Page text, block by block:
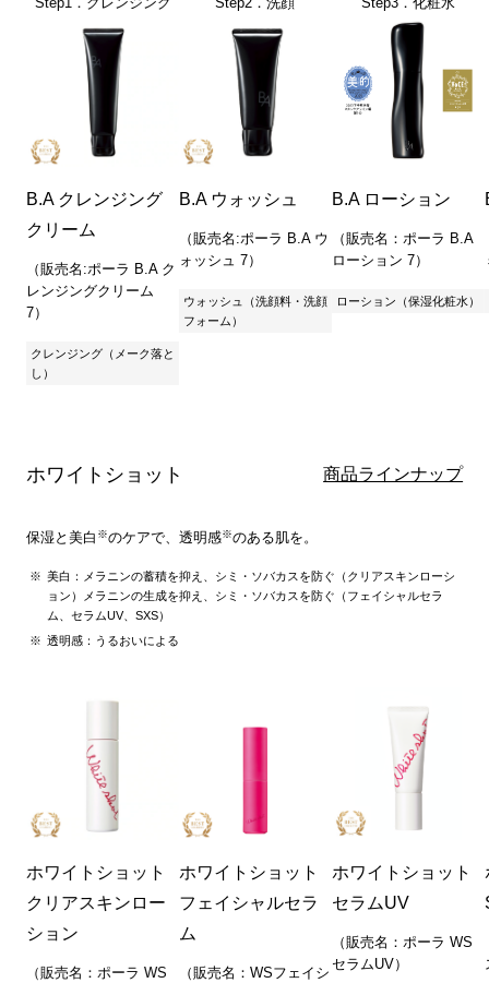
B.A クレンジング
クリーム
（販売名:ポーラ B.A ク
レンジングクリーム
7）
クレンジング（メーク落と
し）
B.A ウォッシュ
（販売名:ポーラ B.A ウ
ォッシュ 7）
ウォッシュ（洗顔料・洗顔
フォーム）
B.A ローション
（販売名：ポーラ B.A
ローション 7）
ローション（保湿化粧水）
ホワイトショット 商品ラインナップ
保湿と美白 ※のケアで、透明感※のある肌を。
美白：メラニンの蓄積を抑え、シミ・ソバカスを防ぐ（クリアスキンローシ
ョン）メラニンの生成を抑え、シミ・ソバカスを防ぐ（フェイシャルセラ
ム、セラムUV、SXS）
透明感：うるおいによる
ホワイトショット
クリアスキンロー
ション
（販売名：ポーラ WS
ホワイトショット
フェイシャルセラ
ム
（販売名：WSフェイシ
ホワイトショット
セラムUV
（販売名：ポーラ WS
セラムUV）